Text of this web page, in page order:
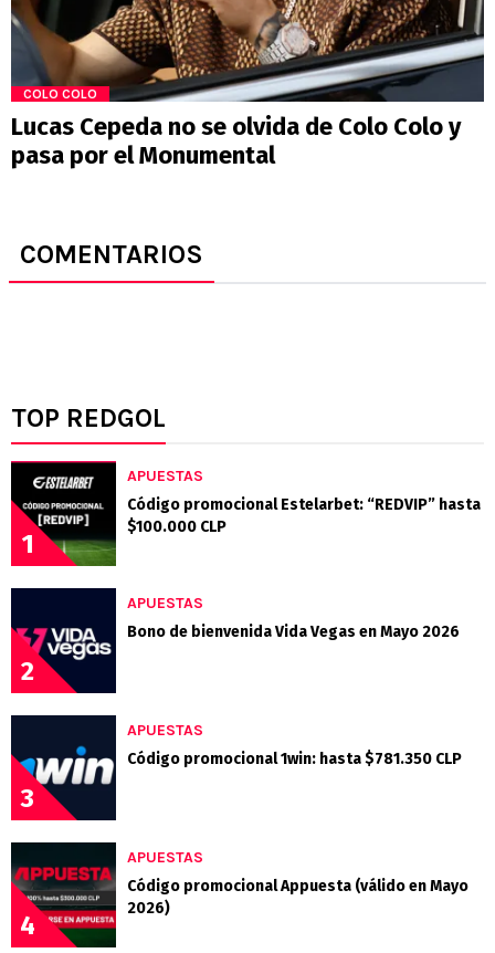
COLO COLO
Lucas Cepeda no se olvida de Colo Colo y
pasa por el Monumental
COMENTARIOS
TOP REDGOL
1
APUESTAS
Código promocional Estelarbet: “REDVIP” hasta
$100.000 CLP
2
APUESTAS
Bono de bienvenida Vida Vegas en Mayo 2026
3
APUESTAS
Código promocional 1win: hasta $781.350 CLP
4
APUESTAS
Código promocional Appuesta (válido en Mayo
2026)